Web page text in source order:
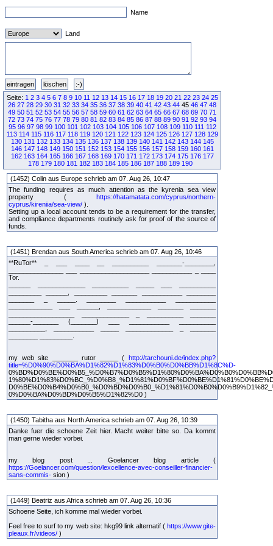
Name
Land
Seite: 1 2 3 4 5 6 7 8 9 10 11 12 13 14 15 16 17 18 19 20 21 22 23 24 25
26 27 28 29 30 31 32 33 34 35 36 37 38 39 40 41 42 43 44 45 46 47 48
49 50 51 52 53 54 55 56 57 58 59 60 61 62 63 64 65 66 67 68 69 70 71
72 73 74 75 76 77 78 79 80 81 82 83 84 85 86 87 88 89 90 91 92 93 94
95 96 97 98 99 100 101 102 103 104 105 106 107 108 109 110 111 112
113 114 115 116 117 118 119 120 121 122 123 124 125 126 127 128 129
130 131 132 133 134 135 136 137 138 139 140 141 142 143 144 145
146 147 148 149 150 151 152 153 154 155 156 157 158 159 160 161
162 163 164 165 166 167 168 169 170 171 172 173 174 175 176 177
178 179 180 181 182 183 184 185 186 187 188 189 190
(1452) Colin aus Europe schrieb am 07. Aug 26, 10:47
The funding requires as much attention as the kyrenia sea view
property ( https://hatamatata.com/cyprus/northern-
cyprus/kireniia/sea-view/ ).
Setting up a local account tends to be a requirement for the transfer,
and compliance departments routinely ask for proof of the source of
funds.
(1451) Brendan aus South America schrieb am 07. Aug 26, 10:46
**RuTor** _ ___ ____ __ __________ _______-________,
Tor.
______-_______ (_______) ___ ___________ __________
my web site _______ rutor _____ ( http://tarchouni.de/index.php?
title=%D0%90%D0%BA%D1%82%D1%83%D0%B0%D0%BB%D1%8C%D-
0%D0%BA%D0%BD%D0%B5%D1%82%D0 )
(1450) Tabitha aus North America schrieb am 07. Aug 26, 10:39
Danke fuer die schoene Zeit hier. Macht weiter bitte so. Da kommt
man gerne wieder vorbei.
my blog post ... Goelancer blog article (
https://Goelancer.com/question/lexcellence-avec-conseiller-financier-
sans-commis- sion )
(1449) Beatriz aus Africa schrieb am 07. Aug 26, 10:36
Schoene Seite, ich komme mal wieder vorbei.
Feel free to surf to my web site: hkg99 link alternatif ( https://www.gite-
pleaux.fr/videos/ )